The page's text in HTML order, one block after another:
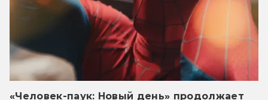
«Человек-паук: Новый день» продолжает